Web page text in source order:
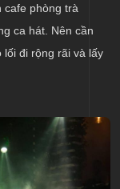
cafe phòng trà
ca hát. Nên cần
lối đi rộng rãi và lấy